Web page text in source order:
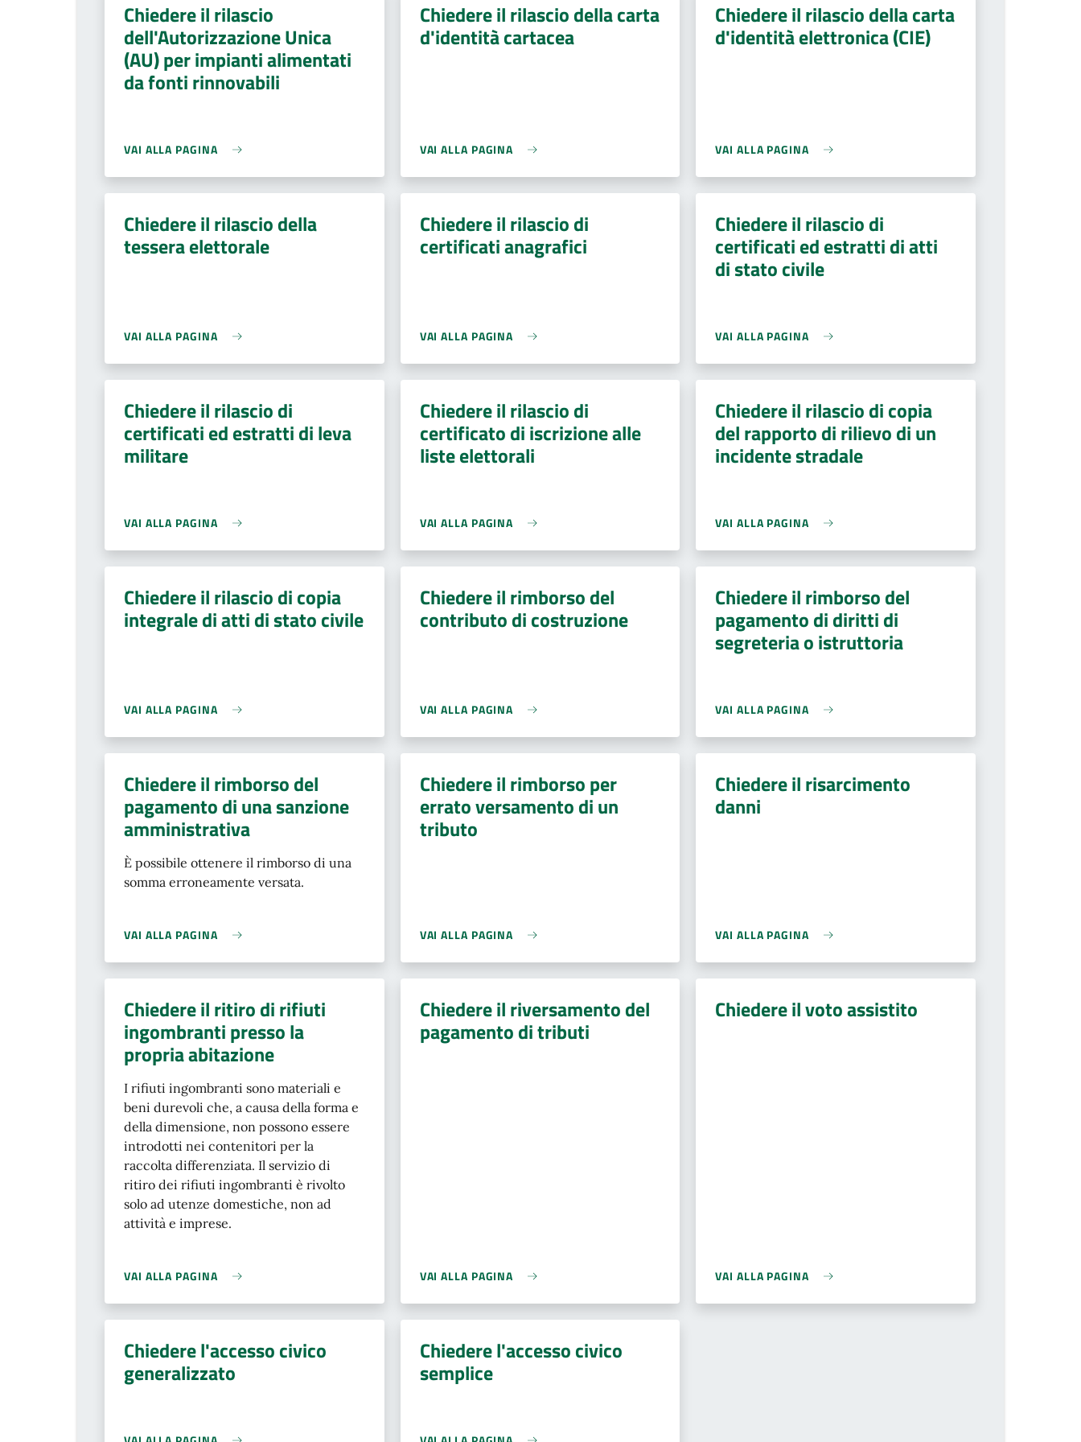
Chiedere il rilascio
dell'Autorizzazione Unica
(AU) per impianti alimentati
da fonti rinnovabili
VAI ALLA PAGINA
Chiedere il rilascio della carta
d'identità cartacea
VAI ALLA PAGINA
Chiedere il rilascio della carta
d'identità elettronica (CIE)
VAI ALLA PAGINA
Chiedere il rilascio della
tessera elettorale
VAI ALLA PAGINA
Chiedere il rilascio di
certificati anagrafici
VAI ALLA PAGINA
Chiedere il rilascio di
certificati ed estratti di atti
di stato civile
VAI ALLA PAGINA
Chiedere il rilascio di
certificati ed estratti di leva
militare
VAI ALLA PAGINA
Chiedere il rilascio di
certificato di iscrizione alle
liste elettorali
VAI ALLA PAGINA
Chiedere il rilascio di copia
del rapporto di rilievo di un
incidente stradale
VAI ALLA PAGINA
Chiedere il rilascio di copia
integrale di atti di stato civile
VAI ALLA PAGINA
Chiedere il rimborso del
contributo di costruzione
VAI ALLA PAGINA
Chiedere il rimborso del
pagamento di diritti di
segreteria o istruttoria
VAI ALLA PAGINA
Chiedere il rimborso del
pagamento di una sanzione
amministrativa
È possibile ottenere il rimborso di una
somma erroneamente versata.
VAI ALLA PAGINA
Chiedere il rimborso per
errato versamento di un
tributo
VAI ALLA PAGINA
Chiedere il risarcimento
danni
VAI ALLA PAGINA
Chiedere il ritiro di rifiuti
ingombranti presso la
propria abitazione
I rifiuti ingombranti sono materiali e
beni durevoli che, a causa della forma e
della dimensione, non possono essere
introdotti nei contenitori per la
raccolta differenziata. Il servizio di
ritiro dei rifiuti ingombranti è rivolto
solo ad utenze domestiche, non ad
attività e imprese.
VAI ALLA PAGINA
Chiedere il riversamento del
pagamento di tributi
VAI ALLA PAGINA
Chiedere il voto assistito
VAI ALLA PAGINA
Chiedere l'accesso civico
generalizzato
Chiedere l'accesso civico
semplice